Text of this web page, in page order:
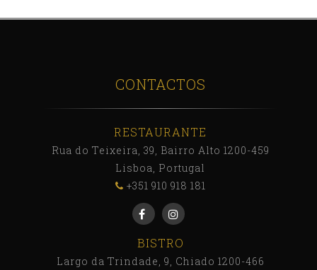
CONTACTOS
RESTAURANTE
Rua do Teixeira, 39, Bairro Alto 1200-459
Lisboa, Portugal
+351 910 918 181
BISTRO
Largo da Trindade, 9, Chiado 1200-466